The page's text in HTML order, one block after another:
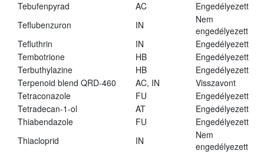
Tebufenpyrad AC
Engedélyezett
Teflubenzuron
IN
Nem
engedélyezett
Tefluthrin
IN
Engedélyezett
Tembotrione
HB
Engedélyezett
Terbuthylazine
HB
Engedélyezett
Terpenoid blend QRD-460
AC, IN
Visszavont
Tetraconazole
FU
Engedélyezett
Tetradecan-1-ol
AT
Engedélyezett
Thiabendazole
FU
Engedélyezett
Thiacloprid
IN
Nem
engedélyezett